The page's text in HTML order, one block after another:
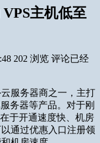
主机低至
202 浏览 评论已经
服务器商之一，主打
务器等产品。对于刚
于开通速度快、机房
通过优惠入口注册领